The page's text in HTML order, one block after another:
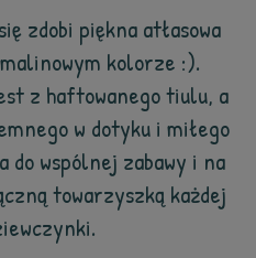
ę zdobi piękna atłasowa
kolorze :).
z haftowanego tiulu, a
w dotyku i miłego
do wspólnej zabawy i na
towarzyszką każdej